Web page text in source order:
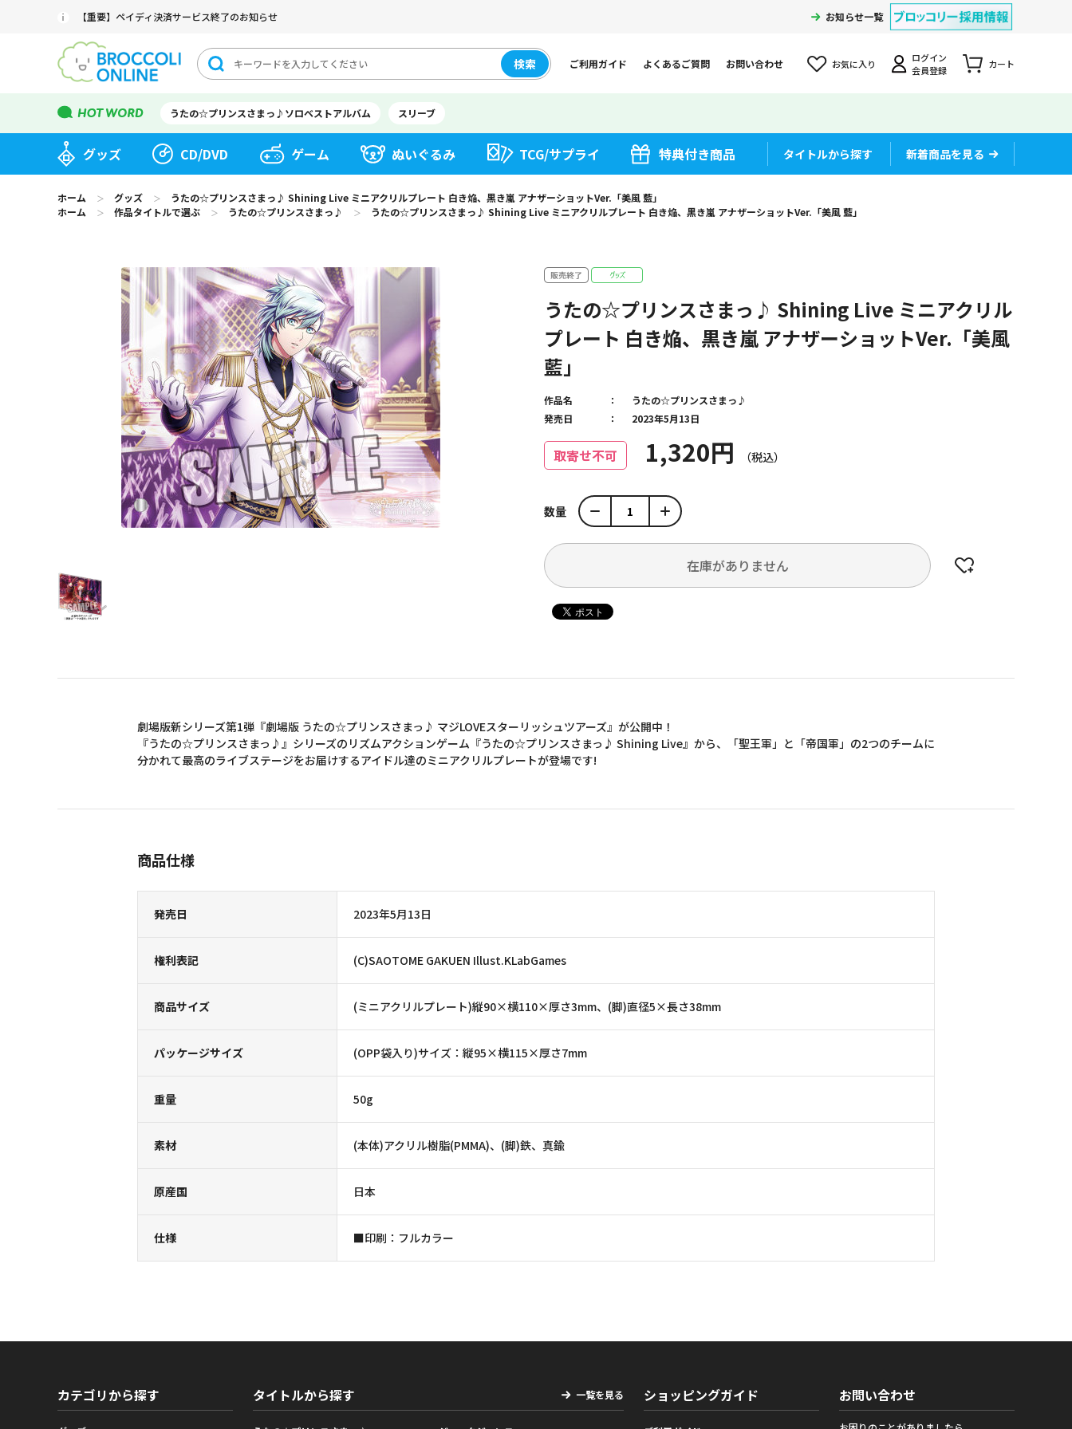
【重要】ペイディ決済サービス終了のお知らせ お知らせ一覧
検索 ご利用ガイド よくあるご質問 お問い合わせ お気に入り
ログイン
会員登録
カート
うたの☆プリンスさまっ♪ソロベストアルバム スリーブ
グッズ CD/DVD ゲーム ぬいぐるみ TCG/サプライ 特典付き商品 タイトルから探す 新着商品を見る
ホーム ＞ グッズ ＞
うたの☆プリンスさまっ♪ Shining Live ミニアクリルプレート 白き焔、黒き嵐 アナザーショットVer.「美風 藍」
ホーム
＞ 作品タイトルで選ぶ ＞ うたの☆プリンスさまっ♪ ＞ うたの☆プリンスさまっ♪ Shining Live ミニアクリルプレート 白き焔、黒き嵐 アナザーショットVer.「美風 藍」
うたの☆プリンスさまっ♪ Shining Live ミニアクリル
プレート 白き焔、黒き嵐 アナザーショットVer.「美風
藍」
取寄せ不可 1,320円
作品名
うたの☆プリンスさまっ♪
発売日
2023年5月13日
数量
在庫がありません
劇場版新シリーズ第1弾『劇場版 うたの☆プリンスさまっ♪ マジLOVEスターリッシュツアーズ』が公開中！
『うたの☆プリンスさまっ♪』シリーズのリズムアクションゲーム『うたの☆プリンスさまっ♪ Shining Live』から、「聖王軍」と「帝国軍」の2つのチームに
分かれて最高のライブステージをお届けするアイドル達のミニアクリルプレートが登場です!
商品仕様
発売日 2023年5月13日
権利表記 (C)SAOTOME GAKUEN Illust.KLabGames
商品サイズ (ミニアクリルプレート)縦90×横110×厚さ3mm、(脚)直径5×長さ38mm
パッケージサイズ (OPP袋入り)サイズ：縦95×横115×厚さ7mm
重量 50g
素材 (本体)アクリル樹脂(PMMA)、(脚)鉄、真鍮
原産国 日本
仕様 ■印刷：フルカラー
カテゴリから探す タイトルから探す 一覧を見る ショッピングガイド お問い合わせ